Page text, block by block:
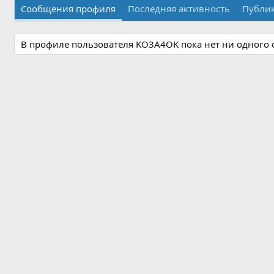
Сообщения профиля Последняя активность
В профиле пользователя KO3A4OK пока нет ни